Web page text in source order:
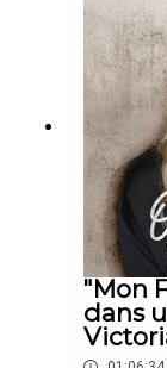
https://
TIKTOK :
EMAIL :
♥Podcast Over
https://
out/
"Mon
dans